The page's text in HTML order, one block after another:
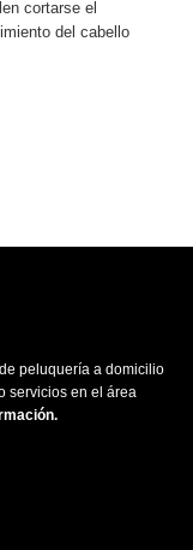
cortarse el
del cabello
peluquería a domicilio
servicios en el área
.